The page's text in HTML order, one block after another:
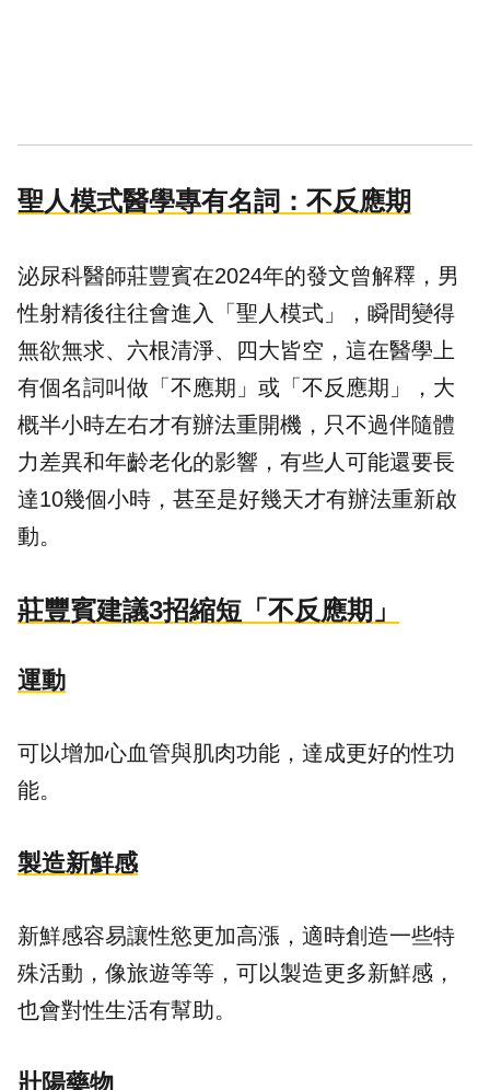
聖人模式醫學專有名詞：不反應期
泌尿科醫師莊豐賓在2024年的發文曾解釋，男
性射精後往往會進入「聖人模式」，瞬間變得
無欲無求、六根清淨、四大皆空，這在醫學上
有個名詞叫做「不應期」或「不反應期」，大
概半小時左右才有辦法重開機，只不過伴隨體
力差異和年齡老化的影響，有些人可能還要長
達10幾個小時，甚至是好幾天才有辦法重新啟
動。
莊豐賓建議3招縮短「不反應期」
運動
可以增加心血管與肌肉功能，達成更好的性功
能。
製造新鮮感
新鮮感容易讓性慾更加高漲，適時創造一些特
殊活動，像旅遊等等，可以製造更多新鮮感，
也會對性生活有幫助。
壯陽藥物